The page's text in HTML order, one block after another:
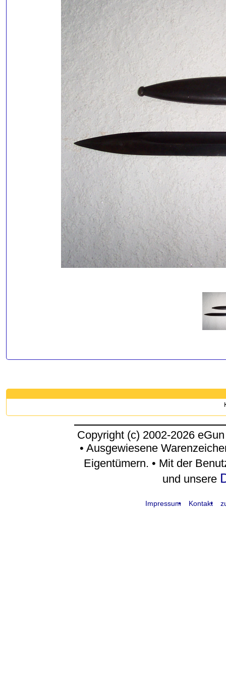
Copyright (c) 2002-2026
• Ausgewiesene
Eigentümern. • Mit der
und unsere
Impressum Kontakt